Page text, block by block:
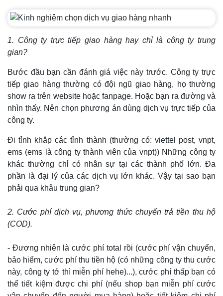
1. Công ty trực tiếp giao hàng hay chỉ là công ty trung
gian?
Bước đầu bạn cần đánh giá việc này trước. Công ty trực
tiếp giao hàng thường có đội ngũ giao hàng, họ thường
show ra trên website hoặc fanpage. Hoặc bạn ra đường và
nhìn thấy. Nên chọn phương án dùng dịch vụ trực tiếp của
công ty.
Đi tỉnh khắp các tỉnh thành (thường có: viettel post, vnpt,
ems (ems là công ty thành viên của vnpt)) Những công ty
khác thường chỉ có nhân sự tại các thành phố lớn. Đa
phần là đại lý của các dịch vụ lớn khác. Vậy tại sao bạn
phải qua khâu trung gian?
2. Cước phí dịch vụ, phương thức chuyển trả tiền thu hộ
(COD).
- Đương nhiên là cước phí total rồi (cước phí vận chuyển,
bảo hiểm, cước phí thu tiền hộ (có những công ty thu cước
này, công ty tớ thì miễn phí hehe)...), cước phí thấp bạn có
thể tiết kiệm được chi phí (nếu shop bạn miễn phí cước